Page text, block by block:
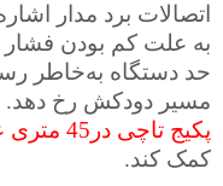
اتصالات برد مدار
به علت کم بودن فشار
حد دستگاه به‌خاطر
مسیر دودکش رخ دهد.
پکیج تاچی در45 متری عمار یاسر قم
کمک کند.